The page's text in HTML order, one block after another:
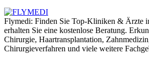
Flymedi: Finden Sie Top-Kliniken & Ärzte
erhalten Sie eine kostenlose Beratung.
Chirurgie, Haartransplantation,
Chirurgieverfahren und viele weitere